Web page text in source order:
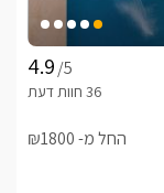
/5
החל מ- ₪1800